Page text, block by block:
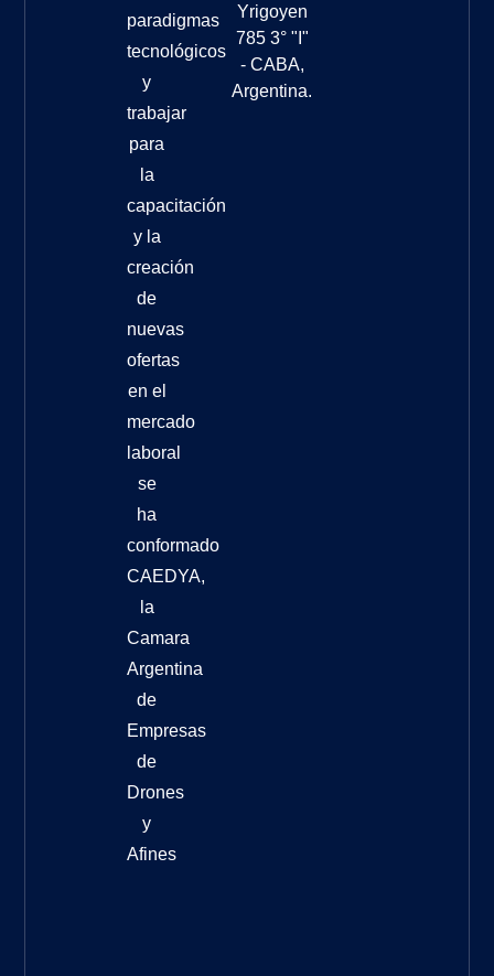
paradigmas
tecnológicos
y
trabajar
para
la
capacitación
y la
creación
de
nuevas
ofertas
en el
mercado
laboral
se
ha
conformado
CAEDYA,
la
Camara
Argentina
de
Empresas
de
Drones
y
Afines
Yrigoyen
785 3° "I"
- CABA,
Argentina.